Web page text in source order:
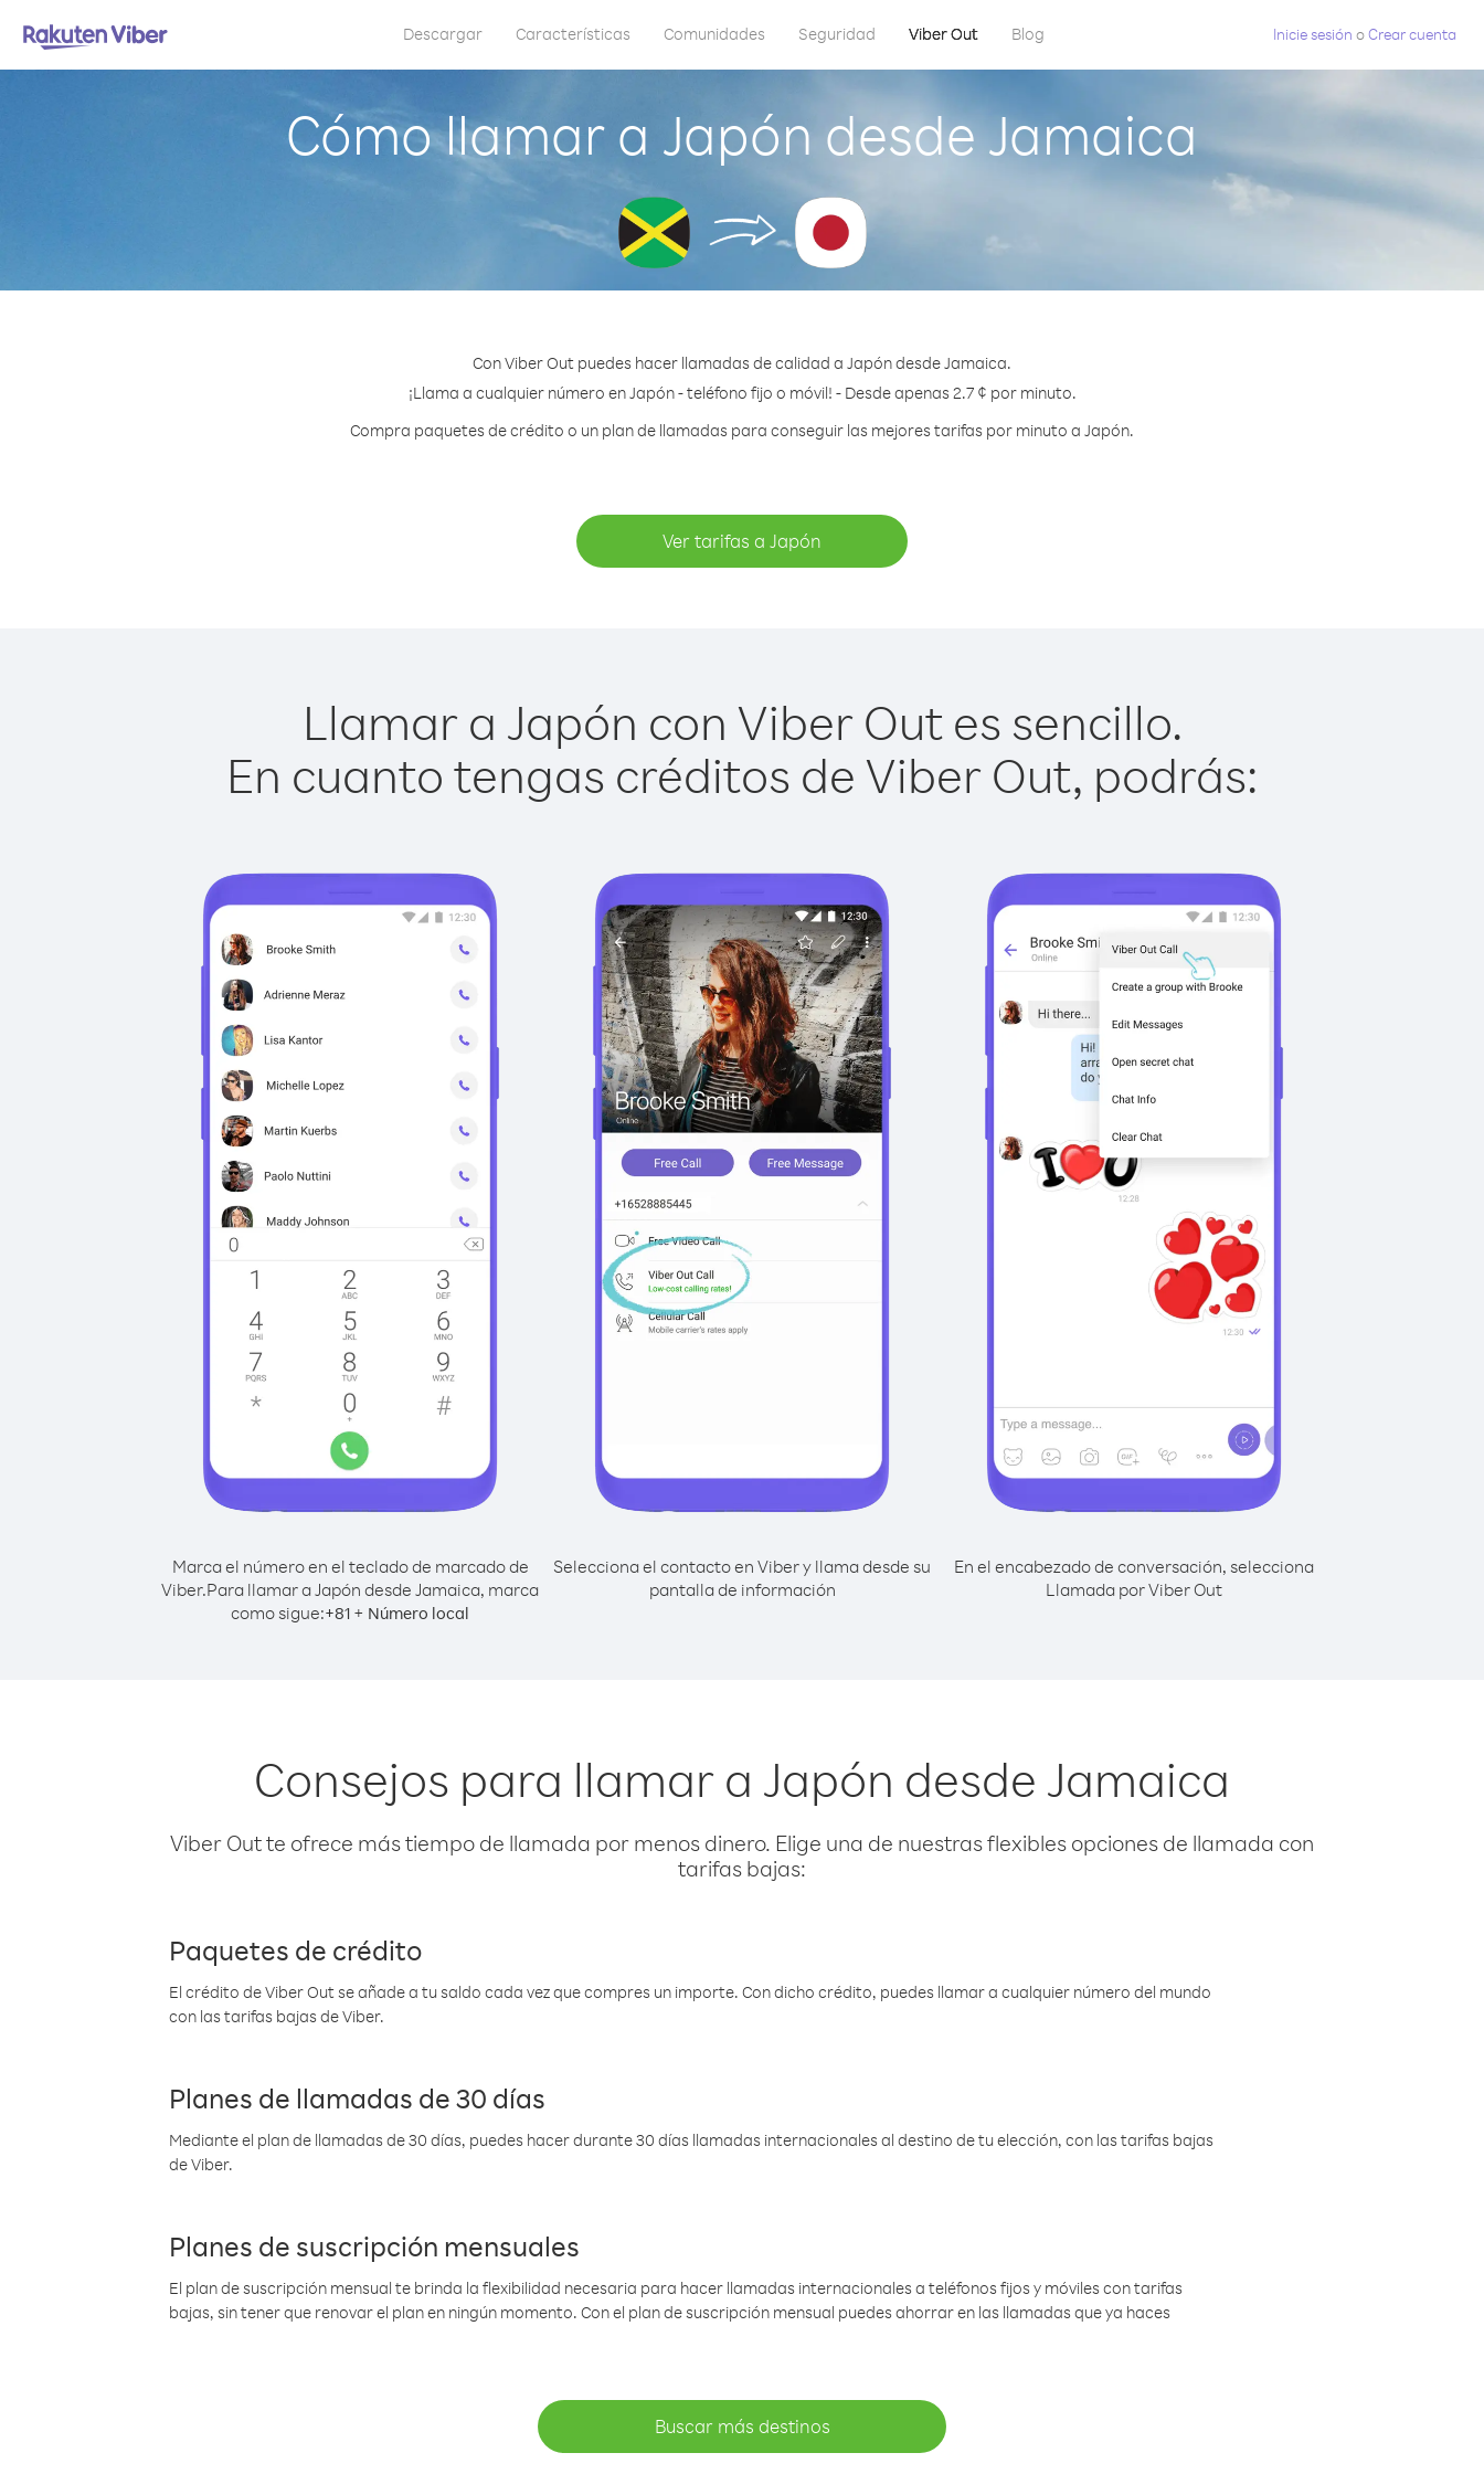
Descargar Características Comunidades Seguridad Viber Out Blog Inicie sesión oCrear cuenta
Cómo llamar a Japón desde Jamaica
Con Viber Out puedes hacer llamadas de calidad a Japón desde Jamaica.
¡Llama a cualquier número en Japón - teléfono fijo o móvil! - Desde apenas 2.7 ¢ por minuto.
Compra paquetes de crédito o un plan de llamadas para conseguir las mejores tarifas por minuto a Japón.
Ver tarifas a Japón
Llamar a Japón con Viber Out es sencillo.
En cuanto tengas créditos de Viber Out, podrás:
Marca el número en el teclado de marcado de
Viber.Para llamar a Japón desde Jamaica, marca
como sigue:+81 + Número local
Selecciona el contacto en Viber y llama desde su
pantalla de información
En el encabezado de conversación, selecciona
Llamada por Viber Out
Consejos para llamar a Japón desde Jamaica
Viber Out te ofrece más tiempo de llamada por menos dinero. Elige una de nuestras flexibles opciones de llamada con
tarifas bajas:
Paquetes de crédito
El crédito de Viber Out se añade a tu saldo cada vez que compres un importe. Con dicho crédito, puedes llamar a cualquier número del mundo
con las tarifas bajas de Viber.
Planes de llamadas de 30 días
Mediante el plan de llamadas de 30 días, puedes hacer durante 30 días llamadas internacionales al destino de tu elección, con las tarifas bajas
de Viber.
Planes de suscripción mensuales
El plan de suscripción mensual te brinda la flexibilidad necesaria para hacer llamadas internacionales a teléfonos fijos y móviles con tarifas
bajas, sin tener que renovar el plan en ningún momento. Con el plan de suscripción mensual puedes ahorrar en las llamadas que ya haces
Buscar más destinos